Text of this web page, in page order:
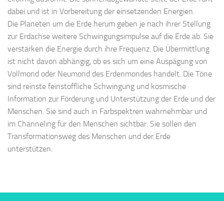
dabei und ist in Vorbereitung der einsetzenden Energien.
Die Planeten um die Erde herum geben je nach ihrer Stellung
zur Erdachse weitere Schwingungsimpulse auf die Erde ab. Sie
verstärken die Energie durch ihre Frequenz. Die Übermittlung
ist nicht davon abhängig, ob es sich um eine Auspägung von
Vollmond oder Neumond des Erdenmondes handelt. Die Töne
sind reinste feinstoffliche Schwingung und kosmische
Information zur Förderung und Unterstützung der Erde und der
Menschen. Sie sind auch in Farbspektren wahrnehmbar und
im Channeling für den Menschen sichtbar. Sie sollen den
Transformationsweg des Menschen und der Erde
unterstützen.